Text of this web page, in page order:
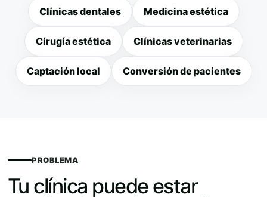
Clínicas dentales Medicina estética
Cirugía estética Clínicas veterinarias
Captación local Conversión de pacientes
PROBLEMA
Tu clínica puede estar